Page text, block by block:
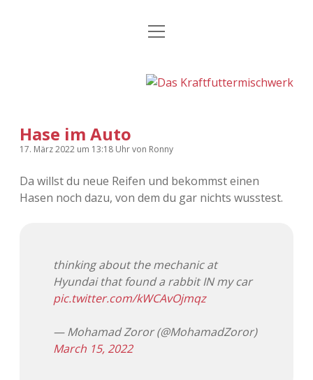
Kategorien
kfmw.stuff
Nur mal so
Täglicher Sinnwahn
Visuelles
Instagrams
Adventskalender Dropdown-
Adventskalender 2011
Adventskalender 2012
Adventskalender 2013
Menü
Hase im Auto
17. März 2022 um 13:18 Uhrvon Ronny
Da willst du neue Reifen und bekommst einen
Hasen noch dazu, von dem du gar nichts wusstest.
thinking about the mechanic at
Hyundai that found a rabbit IN my car
pic.twitter.com/kWCAvOjmqz
— Mohamad Zoror (@MohamadZoror)
March 15, 2022